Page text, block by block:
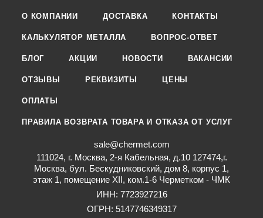
О КОМПАНИИ ДОСТАВКА КОНТАКТЫ
КАЛЬКУЛЯТОР МЕТАЛЛА ВОПРОС-ОТВЕТ
БЛОГ АКЦИИ НОВОСТИ ВАКАНСИИ
ОТЗЫВЫ РЕКВИЗИТЫ ЦЕНЫ
ОПЛАТЫ
ПРАВИЛА ВОЗВРАТА ТОВАРА И ОТКАЗА ОТ УСЛУГ
sale@chermet.com
111024, г. Москва, 2-я Кабельная, д.10 127474,г.
Москва, бул. Бескудниковский, дом 8, корпус 1,
этаж 1, помещение XII, ком.1-6 Черметком - ЧМК
ИНН: 7723927216
ОГРН: 5147746349317